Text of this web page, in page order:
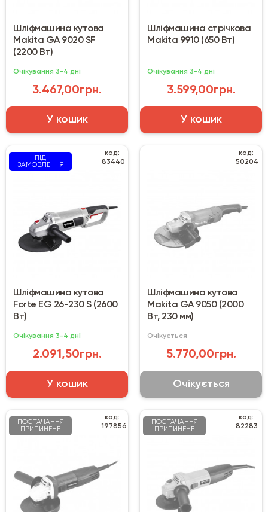
Шліфмашина кутова
Makita GA 9020 SF
(2200 Вт)
Очікування 3-4 дні
3.467,00грн.
У кошик
Шліфмашина стрічкова
Makita 9910 (650 Вт)
Очікування 3-4 дні
3.599,00грн.
У кошик
ПІД
ЗАМОВЛЕННЯ
код:
83440
Шліфмашина кутова
Forte EG 26-230 S (2600
Вт)
Очікування 3-4 дні
2.091,50грн.
У кошик
код:
50204
Шліфмашина кутова
Makita GA 9050 (2000
Вт, 230 мм)
Очікується
5.770,00грн.
Очікується
ПОСТАЧАННЯ
ПРИПИНЕНЕ
код:
197856
ПОСТАЧАННЯ
ПРИПИНЕНЕ
код:
82283